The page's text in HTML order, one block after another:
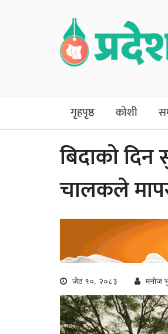
गृहपृष्ठ कोशी
बिदाको दिन
चालकले
जेठ १०, २०८३ मनाेज